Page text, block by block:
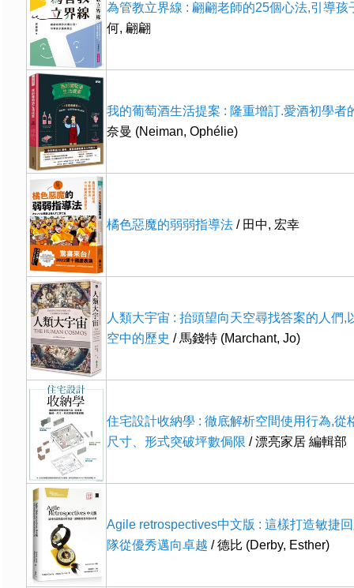
為管教立界線 : 翩翩老師的25個心法,引導孩
何, 翩翩
我的葡萄酒生活提案 : 隆重增訂.愛酒初學者
奈曼 (Neiman, Ophélie)
橘色惡魔的弱弱指導法 / 田中, 宏幸
人類大宇宙 : 抬頭望向天空尋找答案的人們,
空中的歷史 / 馬錢特 (Marchant, Jo)
住宅設計收納學 : 徹底解析空間使用行為,從
尺寸、形式突破坪數侷限 / 漂亮家居 編輯部
Agile retrospectives中文版 : 這樣打造敏捷
隊從優秀邁向卓越 / 德比 (Derby, Esther)